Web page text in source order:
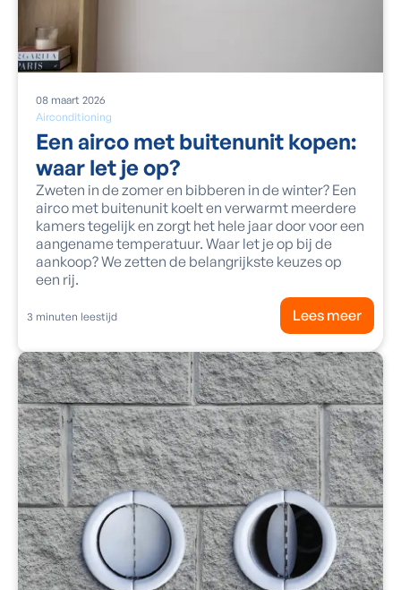
Airconditioning
08 maart 2026
Een airco met buitenunit kopen:
waar let je op?
Zweten in de zomer en bibberen in de winter? Een
airco met buitenunit koelt en verwarmt meerdere
kamers tegelijk en zorgt het hele jaar door voor een
aangename temperatuur. Waar let je op bij de
aankoop? We zetten de belangrijkste keuzes op
een rij.
3 minuten leestijd Lees meer